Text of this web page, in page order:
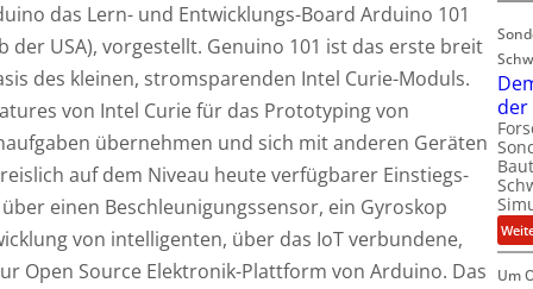
das Lern- und Entwicklungs-Board Arduino 101
der USA), vorgestellt. Genuino 101 ist das erste breit
des kleinen, stromsparenden Intel Curie-Moduls.
von Intel Curie für das Prototyping von
übernehmen und sich mit anderen Geräten
auf dem Niveau heute verfügbarer Einstiegs-
einen Beschleunigungssensor, ein Gyroskop
von intelligenten, über das IoT verbundene,
Open Source Elektronik-Plattform von Arduino. Das
der
Um